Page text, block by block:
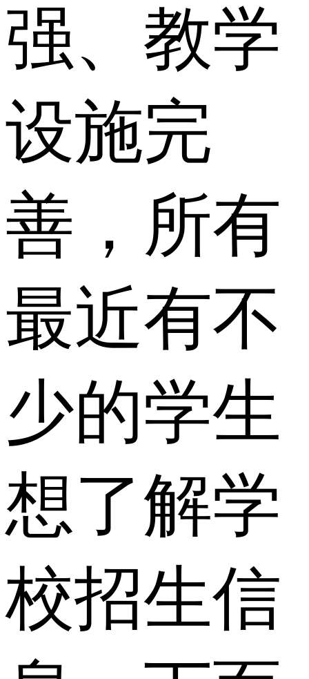
强、教学
设施完
善，所有
最近有不
少的学生
想了解学
校招生信